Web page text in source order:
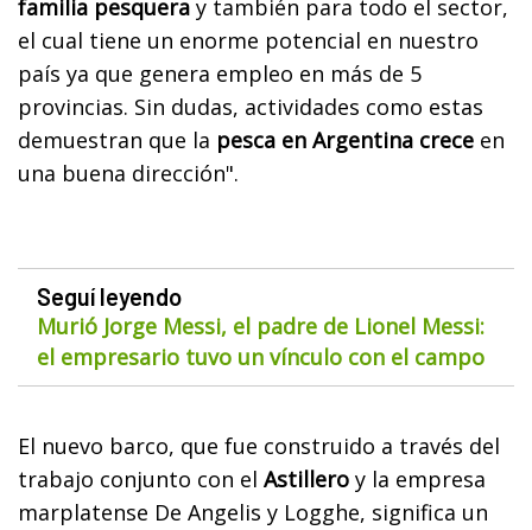
familia pesquera y también para todo el sector,
el cual tiene un enorme potencial en nuestro
país ya que genera empleo en más de 5
provincias. Sin dudas, actividades como estas
demuestran que la pesca en Argentina crece en
una buena dirección".
Seguí leyendo
Murió Jorge Messi, el padre de Lionel Messi:
el empresario tuvo un vínculo con el campo
El nuevo barco, que fue construido a través del
trabajo conjunto con el Astillero y la empresa
marplatense De Angelis y Logghe, significa un